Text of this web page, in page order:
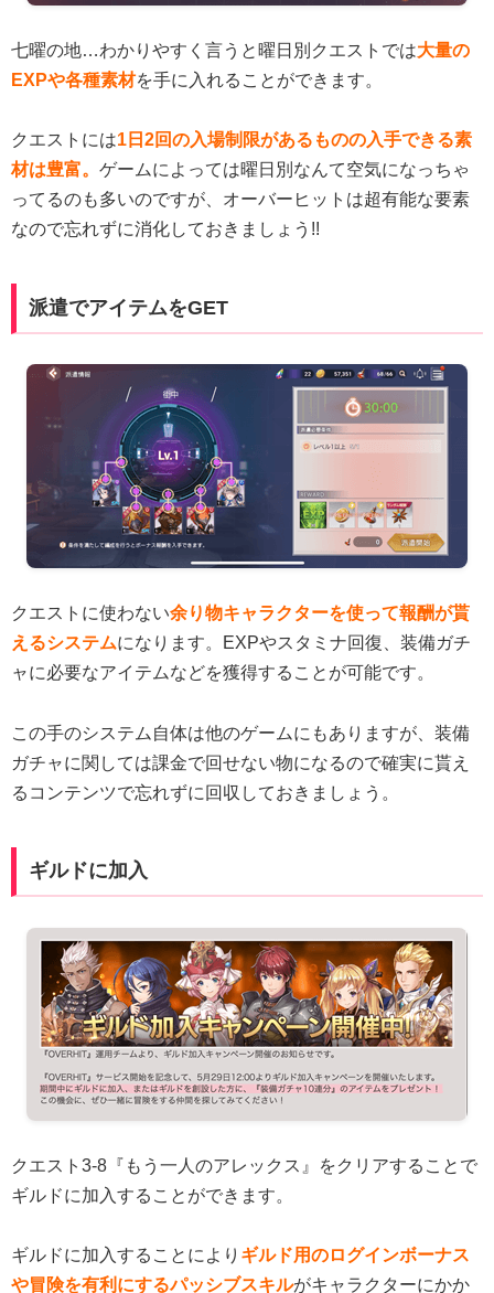
七曜の地…わかりやすく言うと曜日別クエストでは大量の
EXPや各種素材を手に入れることができます。
クエストには1日2回の入場制限があるものの入手できる素
材は豊富。 ゲームによっては曜日別なんて空気になっちゃ
ってるのも多いのですが、オーバーヒットは超有能な要素
なので忘れずに消化しておきましょう!!
派遣でアイテムをGET
クエストに使わない余り物キャラクターを使って報酬が貰
えるシステムになります。EXPやスタミナ回復、装備ガチ
ャに必要なアイテムなどを獲得することが可能です。
この手のシステム自体は他のゲームにもありますが、装備
ガチャに関しては課金で回せない物になるので確実に貰え
るコンテンツで忘れずに回収しておきましょう。
ギルドに加入
クエスト3-8『もう一人のアレックス』をクリアすることで
ギルドに加入することができます。
ギルドに加入することにより ギルド用のログインボーナス
や冒険を有利にするパッシブスキルがキャラクターにかか